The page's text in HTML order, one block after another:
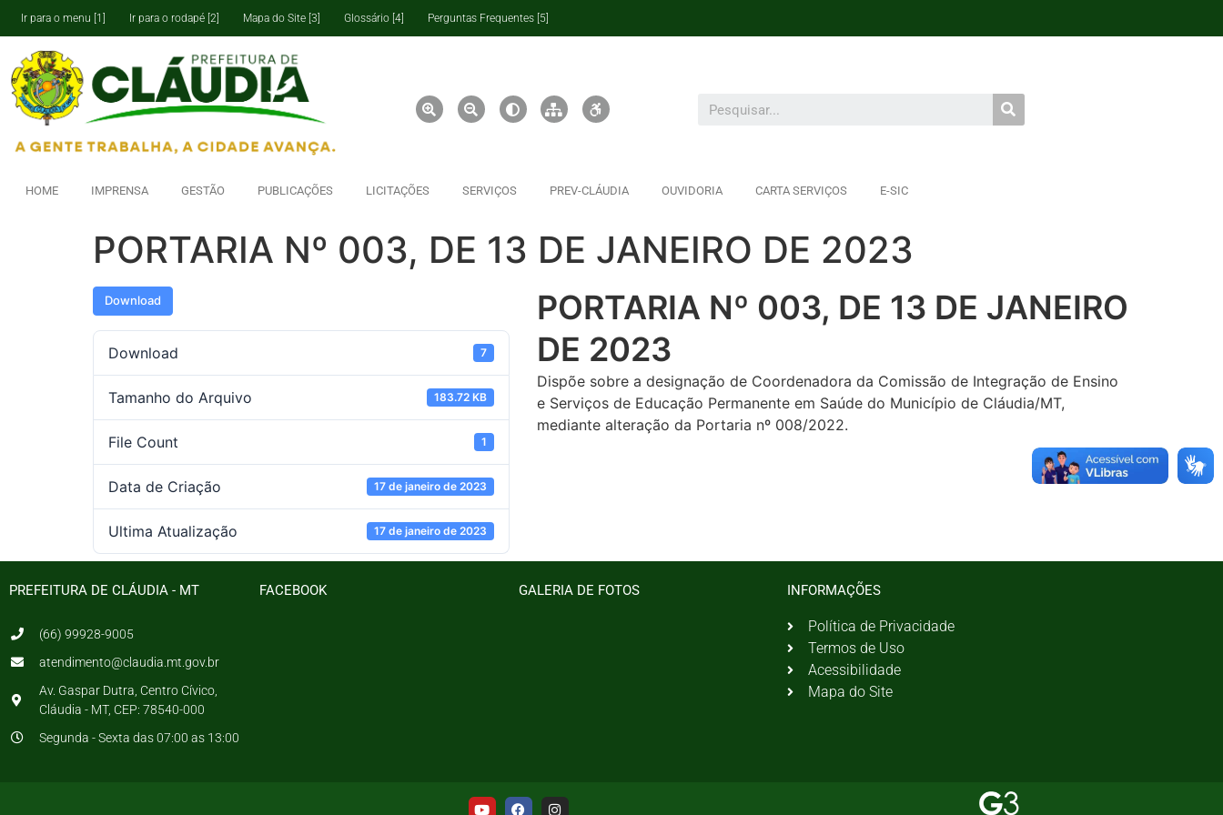
Ir para o menu [1] Ir para o rodapé [2] Mapa do Site [3] Glossário [4] Perguntas Frequentes [5]
HOME IMPRENSA GESTÃO PUBLICAÇÕES LICITAÇÕES SERVIÇOS PREV-CLÁUDIA OUVIDORIA CARTA SERVIÇOS E-SIC
PORTARIA Nº 003, DE 13 DE JANEIRO DE 2023
Download
Download 7
Tamanho do Arquivo 183.72 KB
File Count 1
Data de Criação 17 de janeiro de 2023
Ultima Atualização 17 de janeiro de 2023
PORTARIA Nº 003, DE 13 DE JANEIRO
DE 2023
Dispõe sobre a designação de Coordenadora da Comissão de Integração de Ensino
e Serviços de Educação Permanente em Saúde do Município de Cláudia/MT,
mediante alteração da Portaria nº 008/2022.
PREFEITURA DE CLÁUDIA - MT
(66) 99928-9005
atendimento@claudia.mt.gov.br
Av. Gaspar Dutra, Centro Cívico,
Cláudia - MT, CEP: 78540-000
Segunda - Sexta das 07:00 as 13:00
FACEBOOK GALERIA DE FOTOS INFORMAÇÕES
Política de Privacidade
Termos de Uso
Acessibilidade
Mapa do Site